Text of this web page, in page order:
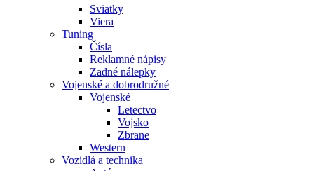
Sviatky
Viera
Tuning
Čísla
Reklamné nápisy
Zadné nálepky
Vojenské a dobrodružné
Vojenské
Letectvo
Vojsko
Zbrane
Western
Vozidlá a technika